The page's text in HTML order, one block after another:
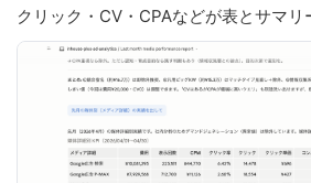
クリック・CV・CPAなどが表とサマリ